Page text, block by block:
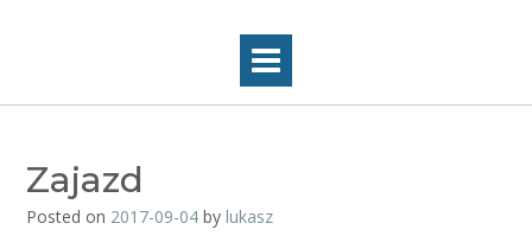
Zajazd
Posted on 2017-09-04 by lukasz